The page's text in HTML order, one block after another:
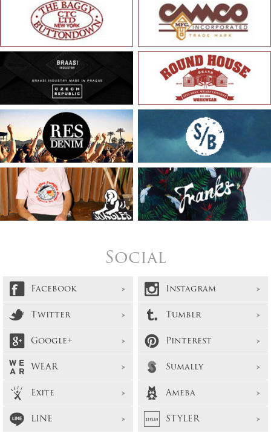
Social
Facebook
Instagram
Twitter
Tumblr
Google+
Pinterest
WEAR
Sumally
Exite
Ameba
LINE
STYLER